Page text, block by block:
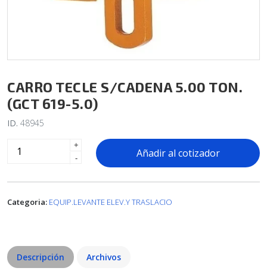
CARRO TECLE S/CADENA 5.00 TON.
(GCT 619-5.0)
ID. 48945
+
-
Añadir al cotizador
Categoria: EQUIP.LEVANTE ELEV.Y TRASLACIO
Descripción Archivos